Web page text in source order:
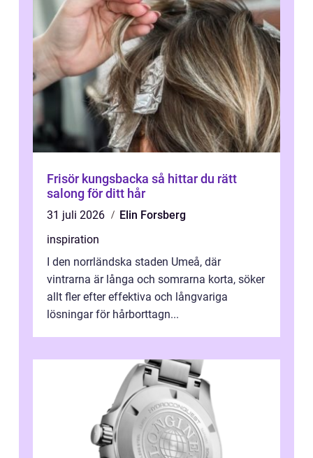
Frisör kungsbacka så hittar du rätt
salong för ditt hår
31 juli 2026
Elin Forsberg
inspiration
I den norrländska staden Umeå, där
vintrarna är långa och somrarna korta, söker
allt fler efter effektiva och långvariga
lösningar för hårborttagn...